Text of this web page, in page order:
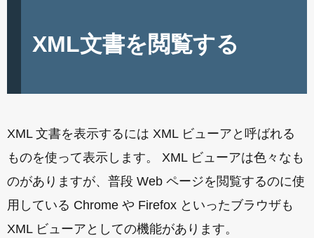
XML文書を閲覧する
XML 文書を表示するには XML ビューアと呼ばれる
ものを使って表示します。 XML ビューアは色々なも
のがありますが、普段 Web ページを閲覧するのに使
用している Chrome や Firefox といったブラウザも
XML ビューアとしての機能があります。